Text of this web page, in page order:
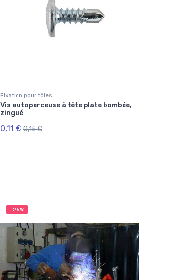
Fixation pour tôles
Vis autoperceuse à tête plate bombée,
zingué
0,11 € 0,15 €
-25%